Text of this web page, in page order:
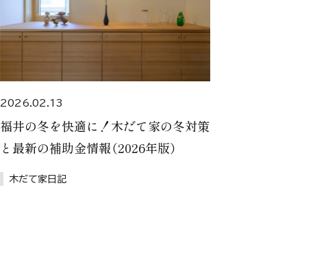
2026.02.13
福井の冬を快適に！木だて家の冬対策
と最新の補助金情報（2026年版）
木だて家日記